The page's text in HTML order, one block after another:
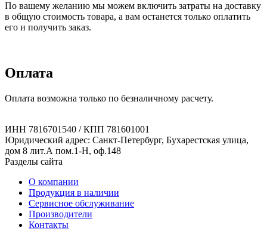
По вашему желанию мы можем включить затраты на доставку
в общую стоимость товара, а вам останется только оплатить
его и получить заказ.
Оплата
Оплата возможна только по безналичному расчету.
ИНН 7816701540 / КПП 781601001
Юридический адрес: Санкт-Петербург, Бухарестская улица,
дом 8 лит.А пом.1-Н, оф.148
Разделы сайта
О компании
Продукция в наличии
Сервисное обслуживание
Производители
Контакты